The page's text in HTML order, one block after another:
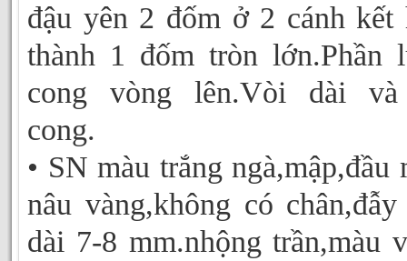
đậu yên 2 đốm ở 2 cánh kết
thành 1 đốm tròn lớn.Phần
cong vòng lên.Vòi dài
cong.
• SN màu trắng ngà,mập,đầu
nâu vàng,không có chân,đẫy
dài 7-8 mm.nhộng trần,màu